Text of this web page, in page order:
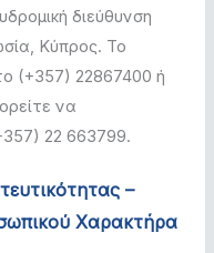
διεύθυνση
Κύπρος. Το
(+357) 22867400 ή
να
22 663799.
–
Χαρακτήρα